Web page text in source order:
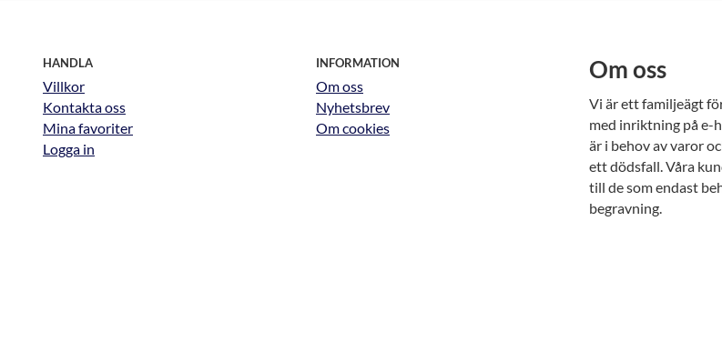
HANDLA
Villkor
Kontakta oss
Mina favoriter
Logga in
INFORMATION
Om oss
Nyhetsbrev
Om cookies
Om oss
Vi är ett familjeägt
med inriktning på e-
är i behov av varor
ett dödsfall. Våra
till de som endast
begravning.